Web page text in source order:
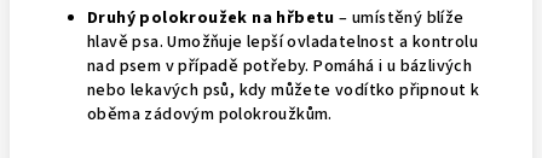
Druhý polokroužek na hřbetu – umístěný blíže
hlavě psa. Umožňuje lepší ovladatelnost a kontrolu
nad psem v případě potřeby. Pomáhá i u bázlivých
nebo lekavých psů, kdy můžete vodítko připnout k
oběma zádovým polokroužkům.